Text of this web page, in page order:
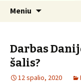
Meniu
Darbas
šalis?
12 spalio, 2020